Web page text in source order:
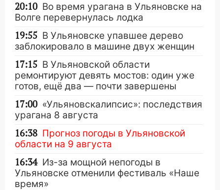
20:10 Во время урагана в Ульяновске на
Волге перевернулась лодка
19:55 В Ульяновске упавшее дерево
заблокировало в машине двух женщин
17:15 В Ульяновской области
ремонтируют девять мостов: один уже
готов, ещё два — почти завершены
17:00 «Ульяновскалипсис»: последствия
урагана 8 августа
16:38 Прогноз погоды в Ульяновской
области на 9 августа
16:34 Из-за мощной непогоды в
Ульяновске отменили фестиваль «Наше
время»